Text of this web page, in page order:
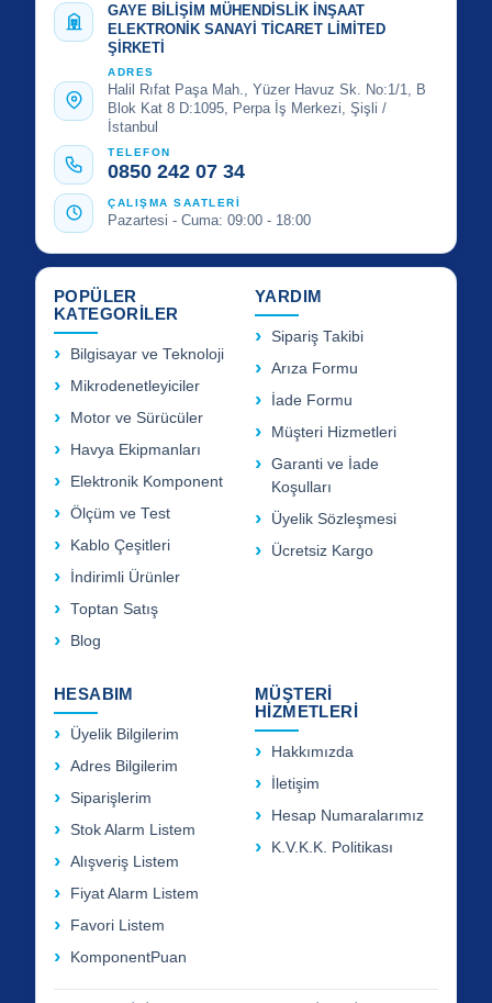
GAYE BİLİŞİM MÜHENDİSLİK İNŞAAT
ELEKTRONİK SANAYİ TİCARET LİMİTED
ŞİRKETİ
ADRES
Halil Rıfat Paşa Mah., Yüzer Havuz Sk. No:1/1, B
Blok Kat 8 D:1095, Perpa İş Merkezi, Şişli /
İstanbul
TELEFON
0850 242 07 34
ÇALIŞMA SAATLERİ
Pazartesi - Cuma: 09:00 - 18:00
POPÜLER
KATEGORİLER
Bilgisayar ve Teknoloji
Mikrodenetleyiciler
Motor ve Sürücüler
Havya Ekipmanları
Elektronik Komponent
Ölçüm ve Test
Kablo Çeşitleri
İndirimli Ürünler
Toptan Satış
Blog
YARDIM
Sipariş Takibi
Arıza Formu
İade Formu
Müşteri Hizmetleri
Garanti ve İade
Koşulları
Üyelik Sözleşmesi
Ücretsiz Kargo
HESABIM
Üyelik Bilgilerim
Adres Bilgilerim
Siparişlerim
Stok Alarm Listem
Alışveriş Listem
Fiyat Alarm Listem
Favori Listem
KomponentPuan
MÜŞTERİ
HİZMETLERİ
Hakkımızda
İletişim
Hesap Numaralarımız
K.V.K.K. Politikası